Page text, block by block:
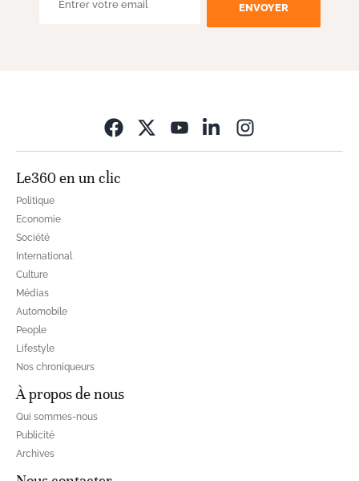
ENVOYER
Le360 en un clic
Politique
Economie
Société
International
Culture
Médias
Automobile
People
Lifestyle
Nos chroniqueurs
À propos de nous
Qui sommes-nous
Publicité
Archives